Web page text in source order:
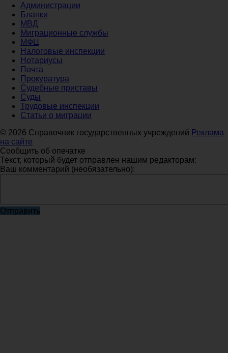
Администрации
Бланки
МВД
Миграционные службы
МФЦ
Налоговые инспекции
Нотариусы
Почта
Прокуратура
Судебные приставы
Суды
Трудовые инспекции
Статьи о миграции
© 2026 Справочник государственных учреждений Реклама
на сайте
Сообщить об опечатке
Текст, который будет отправлен нашим редакторам:
Ваш комментарий (необязательно):
Отправить